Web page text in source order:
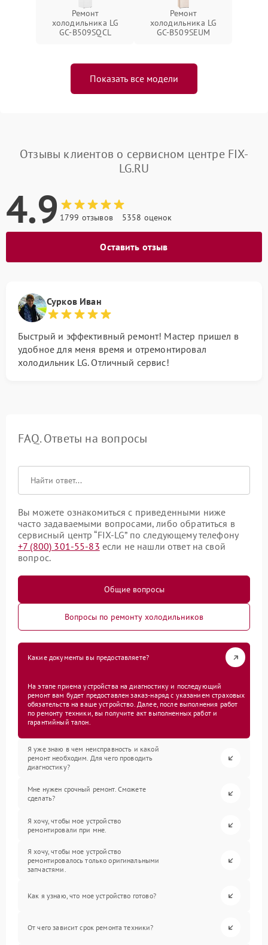
Ремонт
холодильника LG
GC-B509SQCL
Ремонт
холодильника LG
GC-B509SEUM
Показать все модели
Отзывы клиентов о сервисном центре FIX-
LG.RU
4.9 1799 отзывов 5358 оценок
Оставить отзыв
Сурков Иван
Быстрый и эффективный ремонт! Мастер пришел в
удобное для меня время и отремонтировал
холодильник LG. Отличный сервис!
FAQ. Ответы на вопросы
Вы можете ознакомиться с приведенными ниже
часто задаваемыми вопросами, либо обратиться в
сервисный центр “FIX-LG” по следующему телефону
+7 (800) 301-55-83 если не нашли ответ на свой
вопрос.
Общие вопросы
Вопросы по ремонту холодильников
Какие документы вы предоставляете?
На этапе приема устройства на диагностику и последующий
ремонт вам будет предоставлен заказ-наряд с указанием страховых
обязательств на ваше устройство. Далее, после выполнения работ
по ремонту техники, вы получите акт выполненных работ и
гарантийный талон.
Я уже знаю в чем неисправность и какой
ремонт необходим. Для чего проводить
диагностику?
Мне нужен срочный ремонт. Сможете
сделать?
Я хочу, чтобы мое устройство
ремонтировали при мне.
Я хочу, чтобы мое устройство
ремонтировалось только оригинальными
запчастями.
Как я узнаю, что мое устройство готово?
От чего зависит срок ремонта техники?